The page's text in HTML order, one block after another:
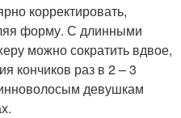
корректировать,
форму. С длинными
можно сократить вдвое,
кончиков раз в 2 – 3
девушкам